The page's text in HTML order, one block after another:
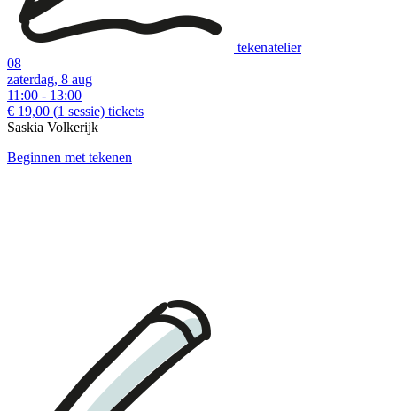
tekenatelier
08
zaterdag, 8 aug
11:00 - 13:00
€ 19,00 (1 sessie) tickets
Saskia Volkerijk
Beginnen met tekenen